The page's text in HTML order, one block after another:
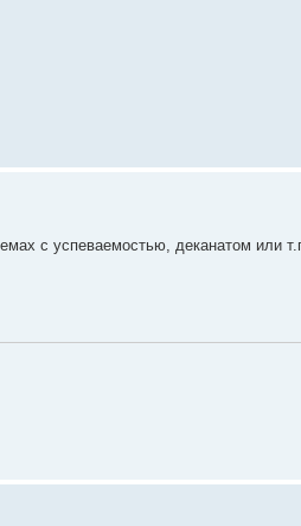
с успеваемостью, деканатом или